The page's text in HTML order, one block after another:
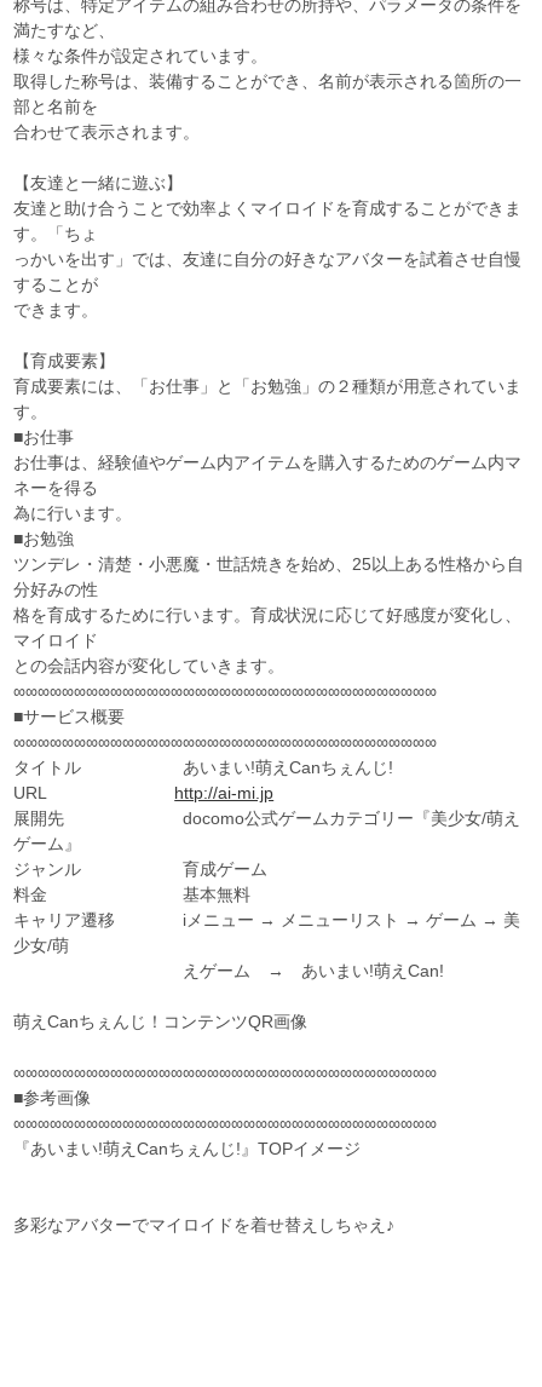
称号は、特定アイテムの組み合わせの所持や、パラメータの条件を
満たすなど、
様々な条件が設定されています。
取得した称号は、装備することができ、名前が表示される箇所の一
部と名前を
合わせて表示されます。
【友達と一緒に遊ぶ】
友達と助け合うことで効率よくマイロイドを育成することができま
す。「ちょ
っかいを出す」では、友達に自分の好きなアバターを試着させ自慢
することが
できます。
【育成要素】
育成要素には、「お仕事」と「お勉強」の２種類が用意されていま
す。
■お仕事
お仕事は、経験値やゲーム内アイテムを購入するためのゲーム内マ
ネーを得る
為に行います。
■お勉強
ツンデレ・清楚・小悪魔・世話焼きを始め、25以上ある性格から自
分好みの性
格を育成するために行います。育成状況に応じて好感度が変化し、
マイロイド
との会話内容が変化していきます。
∞∞∞∞∞∞∞∞∞∞∞∞∞∞∞∞∞∞∞∞∞∞∞∞∞∞∞∞∞∞∞∞∞∞∞
■サービス概要
∞∞∞∞∞∞∞∞∞∞∞∞∞∞∞∞∞∞∞∞∞∞∞∞∞∞∞∞∞∞∞∞∞∞∞
タイトル あいまい!萌えCanちぇんじ!
URL http://ai-mi.jp
展開先 docomo公式ゲームカテゴリー『美少女/萌え
ゲーム』
ジャンル 育成ゲーム
料金 基本無料
キャリア遷移 iメニュー → メニューリスト → ゲーム → 美
少女/萌
えゲーム → あいまい!萌えCan!
萌えCanちぇんじ！コンテンツQR画像
∞∞∞∞∞∞∞∞∞∞∞∞∞∞∞∞∞∞∞∞∞∞∞∞∞∞∞∞∞∞∞∞∞∞∞
■参考画像
∞∞∞∞∞∞∞∞∞∞∞∞∞∞∞∞∞∞∞∞∞∞∞∞∞∞∞∞∞∞∞∞∞∞∞
『あいまい!萌えCanちぇんじ!』TOPイメージ
多彩なアバターでマイロイドを着せ替えしちゃえ♪